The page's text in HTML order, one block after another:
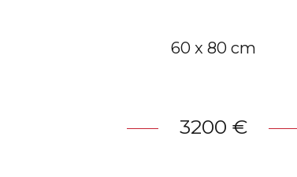
60 x 80 cm
3200 €